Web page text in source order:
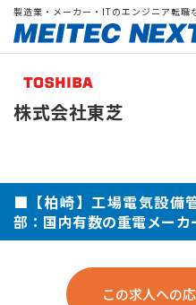
製造業・メーカー・ITのエンジニア転職
株式会社東芝
■【柏崎】工場電気設備
部：国内有数の重電メーカ
この求人への